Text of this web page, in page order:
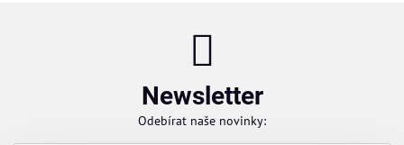
Newsletter
Odebírat naše novinky: